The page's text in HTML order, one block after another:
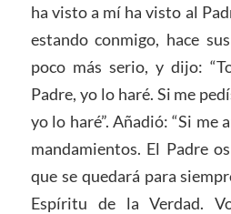
ha visto a mí ha visto al
estando conmigo, hace
poco más serio, y dijo:
Padre, yo lo haré. Si me
yo lo haré”. Añadió: “Si me
mandamientos. El Padre
que se quedará para
Espíritu de la Verdad.